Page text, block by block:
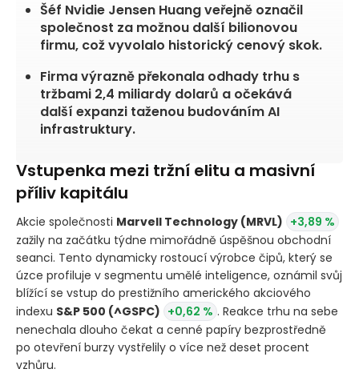
Šéf Nvidie Jensen Huang veřejně označil
společnost za možnou další bilionovou
firmu, což vyvolalo historický cenový skok.
Firma výrazně překonala odhady trhu s
tržbami 2,4 miliardy dolarů a očekává
další expanzi taženou budováním AI
infrastruktury.
Vstupenka mezi tržní elitu a masivní
příliv kapitálu
Akcie společnosti Marvell Technology (MRVL) +3,89 %
zažily na začátku týdne mimořádně úspěšnou obchodní
seanci. Tento dynamicky rostoucí výrobce čipů, který se
úzce profiluje v segmentu umělé inteligence, oznámil svůj
blížící se vstup do prestižního amerického akciového
indexu S&P 500 (^GSPC) +0,62 % . Reakce trhu na sebe
nenechala dlouho čekat a cenné papíry bezprostředně
po otevření burzy vystřelily o více než deset procent
vzhůru.